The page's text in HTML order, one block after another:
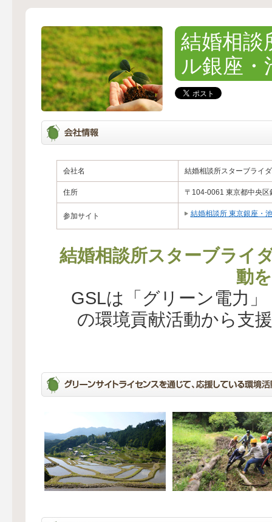
結婚相談
ル銀座・
会社名 結婚相談所スターブライ
住所 〒104-0061 東京都中央区
参加サイト 結婚相談所 東京銀座・
結婚相談所スターブライ
動
GSLは「グリーン電力
の環境貢献活動から支